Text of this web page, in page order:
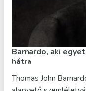
Barnardo, aki
hátra
Thomas John